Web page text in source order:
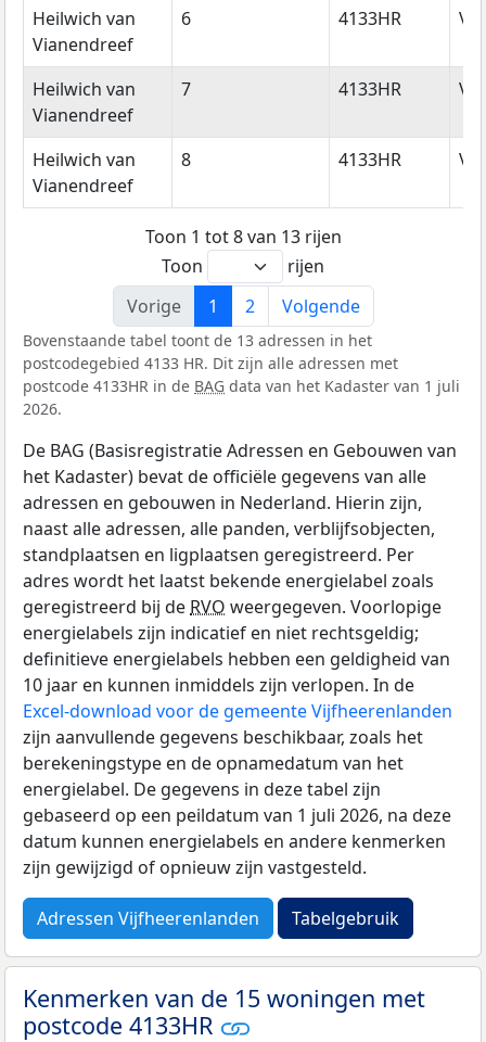
Heilwich van
Vianendreef
6 4133HR
Heilwich van
Vianendreef
7 4133HR
Heilwich van
Vianendreef
8 4133HR
Toon 1 tot 8 van 13 rijen
Toon
rijen
Vorige
1 2 Volgende
Bovenstaande tabel toont de 13 adressen in het
postcodegebied 4133 HR. Dit zijn alle adressen met
postcode 4133HR in de BAG data van het Kadaster van 1 juli
2026.
De BAG (Basisregistratie Adressen en Gebouwen van
het Kadaster) bevat de officiële gegevens van alle
adressen en gebouwen in Nederland. Hierin zijn,
naast alle adressen, alle panden, verblijfsobjecten,
standplaatsen en ligplaatsen geregistreerd. Per
adres wordt het laatst bekende energielabel zoals
geregistreerd bij de RVO weergegeven. Voorlopige
energielabels zijn indicatief en niet rechtsgeldig;
definitieve energielabels hebben een geldigheid van
10 jaar en kunnen inmiddels zijn verlopen. In de
Excel-download voor de gemeente Vijfheerenlanden
zijn aanvullende gegevens beschikbaar, zoals het
berekeningstype en de opnamedatum van het
energielabel. De gegevens in deze tabel zijn
gebaseerd op een peildatum van 1 juli 2026, na deze
datum kunnen energielabels en andere kenmerken
zijn gewijzigd of opnieuw zijn vastgesteld.
Adressen Vijfheerenlanden Tabelgebruik
Kenmerken van de 15 woningen met
postcode 4133HR